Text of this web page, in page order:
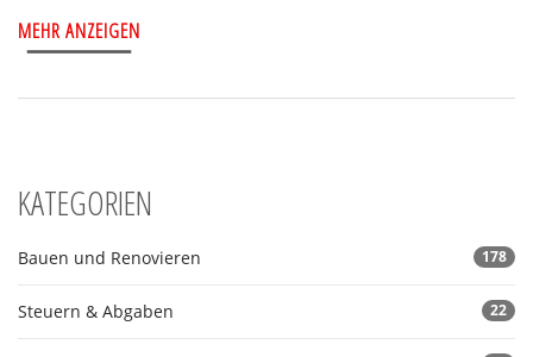
Stauraumideen und echte Fakten zu Trends und Materialien.
Am Ende bist du fit, das perfekte TV-Möbel zu finden und
MEHR ANZEIGEN
KATEGORIEN
Bauen und Renovieren 178
Steuern & Abgaben 22